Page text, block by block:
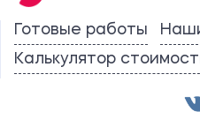
Готовые работы
Калькулятор